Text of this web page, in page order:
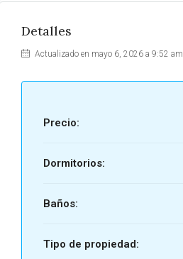
Detalles
Actualizado en mayo 6, 2026 a 9:52 am
Precio:
Dormitorios:
Baños:
Tipo de propiedad: